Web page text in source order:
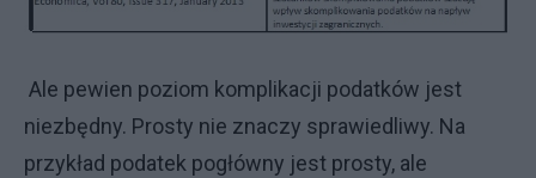
Ale pewien poziom komplikacji podatków jest
niezbędny. Prosty nie znaczy sprawiedliwy. Na
przykład podatek pogłówny jest prosty, ale